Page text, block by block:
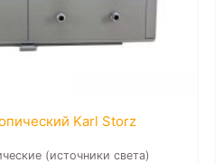
Karl Storz
(источники света)